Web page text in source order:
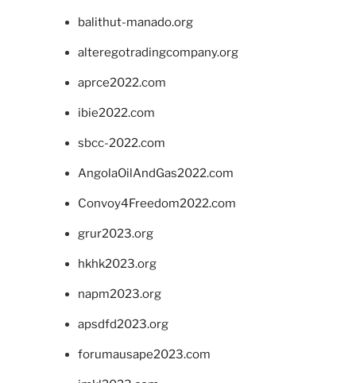
balithut-manado.org
alteregotradingcompany.org
aprce2022.com
ibie2022.com
sbcc-2022.com
AngolaOilAndGas2022.com
Convoy4Freedom2022.com
grur2023.org
hkhk2023.org
napm2023.org
apsdfd2023.org
forumausape2023.com